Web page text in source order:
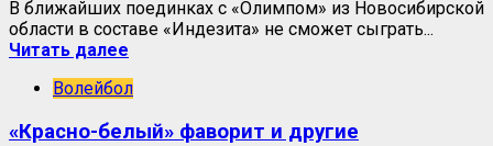
В ближайших поединках с «Олимпом» из Новосибирской
области в составе «Индезита» не сможет сыграть...
Читать далее
Волейбол
«Красно-белый» фаворит и другие